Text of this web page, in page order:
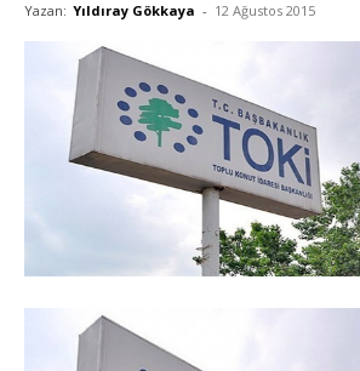
Yazan: Yıldıray Gökkaya - 12 Ağustos 2015